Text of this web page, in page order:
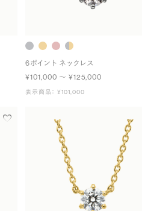
6ポイント ネックレス
¥101,000 〜 ¥125,000
表示商品： ¥101,000